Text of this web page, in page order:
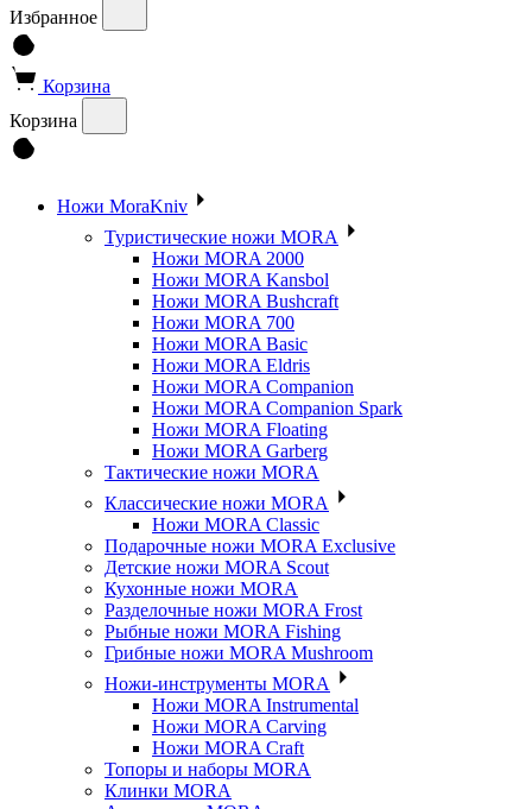
Избранное
Корзина
Корзина
Ножи MoraKniv
Туристические ножи MORA
Ножи MORA 2000
Ножи MORA Kansbol
Ножи MORA Bushcraft
Ножи MORA 700
Ножи MORA Basic
Ножи MORA Eldris
Ножи MORA Companion
Ножи MORA Companion Spark
Ножи MORA Floating
Ножи MORA Garberg
Тактические ножи MORA
Классические ножи MORA
Ножи MORA Classic
Подарочные ножи MORA Exclusive
Детские ножи MORA Scout
Кухонные ножи MORA
Разделочные ножи MORA Frost
Рыбные ножи MORA Fishing
Грибные ножи MORA Mushroom
Ножи-инструменты MORA
Ножи MORA Instrumental
Ножи MORA Carving
Ножи MORA Craft
Топоры и наборы MORA
Клинки MORA